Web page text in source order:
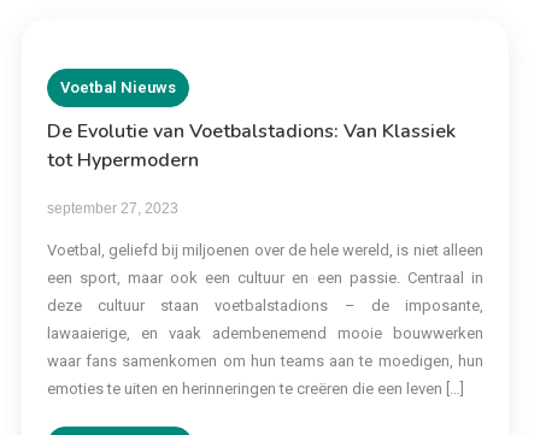
Voetbal Nieuws
De Evolutie van Voetbalstadions: Van Klassiek
tot Hypermodern
september 27, 2023
Voetbal, geliefd bij miljoenen over de hele wereld, is niet alleen
een sport, maar ook een cultuur en een passie. Centraal in
deze cultuur staan voetbalstadions – de imposante,
lawaaierige, en vaak adembenemend mooie bouwwerken
waar fans samenkomen om hun teams aan te moedigen, hun
emoties te uiten en herinneringen te creëren die een leven […]